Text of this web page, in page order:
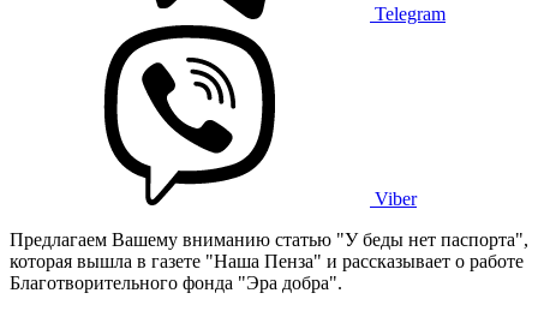
Telegram
Viber
Предлагаем Вашему вниманию статью "У беды нет паспорта",
которая вышла в газете "Наша Пенза" и рассказывает о работе
Благотворительного фонда "Эра добра".